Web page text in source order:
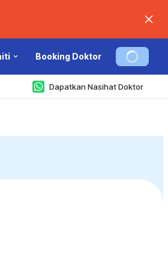
Booking Doktor
Dapatkan Nasihat Doktor